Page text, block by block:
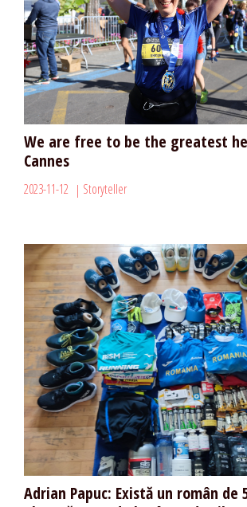
We are free to be the greatest
Cannes
2023-11-12 Storyteller
Adrian Papuc: Există un român de